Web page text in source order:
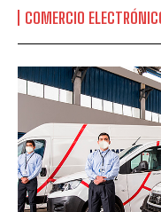
COMERCIO